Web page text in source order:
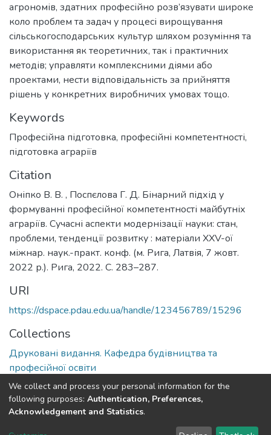
агрономів, здатних професійно розв’язувати широке
коло проблем та задач у процесі вирощування
сільськогосподарських культур шляхом розуміння та
використання як теоретичних, так і практичних
методів; управляти комплексними діями або
проектами, нести відповідальність за прийняття
рішень у конкретних виробничих умовах тощо.
Keywords
Професійна підготовка, професійні компетентності,
підготовка аграріїв
Citation
Оніпко В. В. , Поспєлова Г. Д. Бінарний підхід у
формуванні професійної компетентності майбутніх
аграріїв. Сучасні аспекти модернізації науки: стан,
проблеми, тенденції розвитку : матеріали XXV-ої
міжнар. наук.-практ. конф. (м. Рига, Латвія, 7 жовт.
2022 р.). Рига, 2022. С. 283–287.
URI
https://dspace.pdau.edu.ua/handle/123456789/15296
Collections
Друковані видання. Кафедра будівництва та
професійної освіти
Full item page
DSpace software copyright © 2002-2026 LYRASIS
We collect and process your personal information for the
following purposes: Authentication, Preferences,
Acknowledgement and Statistics.